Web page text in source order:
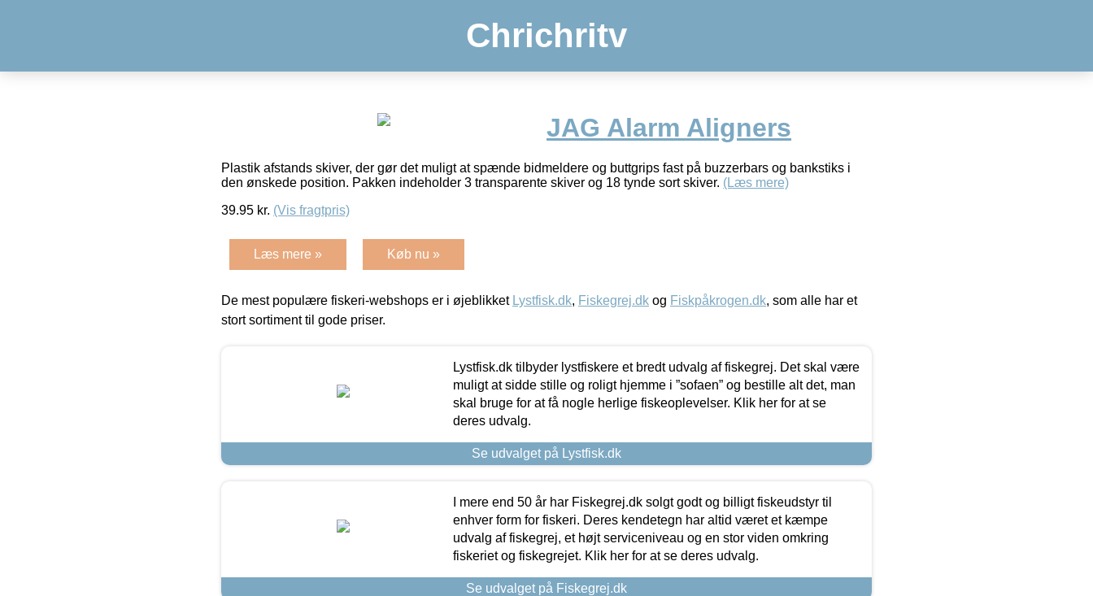
Chrichritv
JAG Alarm Aligners
Plastik afstands skiver, der gør det muligt at spænde bidmeldere og buttgrips fast på buzzerbars og bankstiks i
den ønskede position. Pakken indeholder 3 transparente skiver og 18 tynde sort skiver. (Læs mere)
39.95 kr. (Vis fragtpris)
Læs mere » Køb nu »
De mest populære fiskeri-webshops er i øjeblikket Lystfisk.dk, Fiskegrej.dk og Fiskpåkrogen.dk, som alle har et
stort sortiment til gode priser.
Lystfisk.dk tilbyder lystfiskere et bredt udvalg af fiskegrej. Det skal være
muligt at sidde stille og roligt hjemme i ”sofaen” og bestille alt det, man
skal bruge for at få nogle herlige fiskeoplevelser. Klik her for at se
deres udvalg.
Se udvalget på Lystfisk.dk
I mere end 50 år har Fiskegrej.dk solgt godt og billigt fiskeudstyr til
enhver form for fiskeri. Deres kendetegn har altid været et kæmpe
udvalg af fiskegrej, et højt serviceniveau og en stor viden omkring
fiskeriet og fiskegrejet. Klik her for at se deres udvalg.
Se udvalget på Fiskegrej.dk